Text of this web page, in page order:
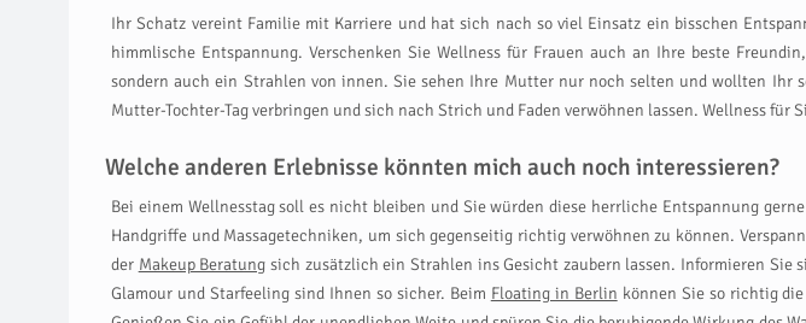
Ihr Schatz vereint Familie mit Karriere und hat sich nach so viel Einsatz ein bisschen
himmlische Entspannung. Verschenken Sie Wellness für Frauen auch an Ihre beste
sondern auch ein Strahlen von innen. Sie sehen Ihre Mutter nur noch selten und wollten Ihr
Mutter-Tochter-Tag verbringen und sich nach Strich und Faden verwöhnen lassen. Wellness für
Welche anderen Erlebnisse könnten mich auch noch interessieren?
Bei einem Wellnesstag soll es nicht bleiben und Sie würden diese herrliche Entspannung
Handgriffe und Massagetechniken, um sich gegenseitig richtig verwöhnen zu können.
der Makeup Beratung sich zusätzlich ein Strahlen ins Gesicht zaubern lassen. Informieren Sie
Glamour und Starfeeling sind Ihnen so sicher. Beim Floating in Berlin können Sie so richtig